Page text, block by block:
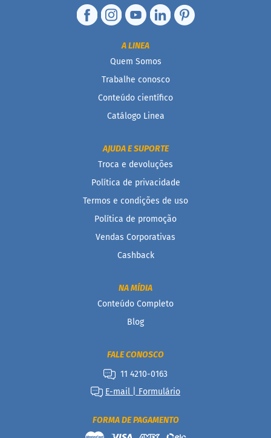
A LINEA
Quem Somos
Trabalhe conosco
Conteúdo científico
Catálogo Linea
AJUDA E SUPORTE
Troca e devoluções
Política de privacidade
Termos e condições de uso
Política de promoção
Vendas Corporativas
Cashback
NA MÍDIA
Conteúdo Completo
Blog
FALE CONOSCO
11 4210-0163
E-mail | Formulário
FORMA DE PAGAMENTO